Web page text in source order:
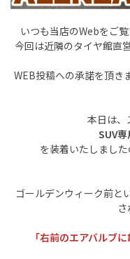
いつも当店のWebをご
今回は近隣のタイヤ館直
WEB投稿への承諾を頂き
本日は、
SUV
を装着いたしまし
ゴールデンウィーク前と
「右前のエアバルブ